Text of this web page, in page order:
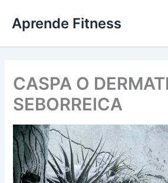
contenido
Aprende Fitness
CASPA O
SEBORREICA